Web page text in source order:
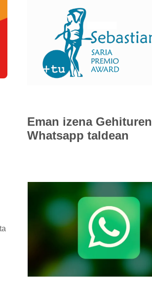
Eman izena Gehituren
Whatsapp taldean